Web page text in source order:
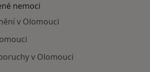
nemoci
v Olomouci
v Olomouci